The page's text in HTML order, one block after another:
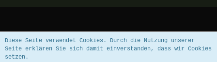
Diese Seite verwendet Cookies. Durch die Nutzung unserer
Seite erklären Sie sich damit einverstanden, dass wir Cookies
setzen.